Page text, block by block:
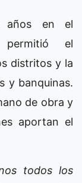
años en el
el
distritos y la
y banquinas.
de obra y
aportan el
todos los